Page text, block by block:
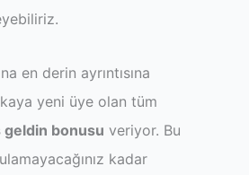
en derin ayrıntısına
yeni üye olan tüm
bonusu veriyor. Bu
kadar